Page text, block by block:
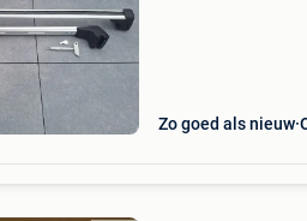
Zo goed als nieuw